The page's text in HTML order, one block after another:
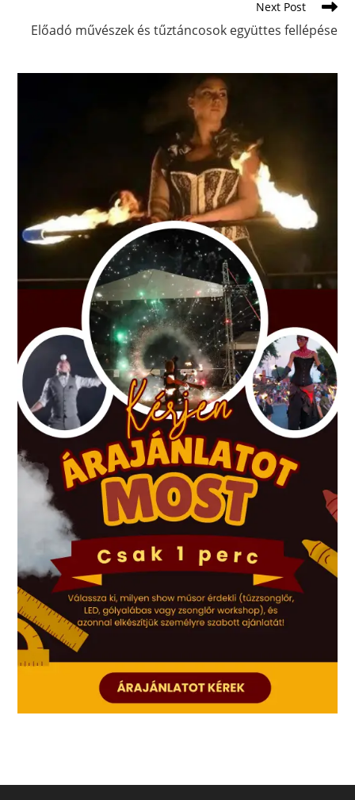
Next Post
Előadó művészek és tűztáncosok együttes fellépése